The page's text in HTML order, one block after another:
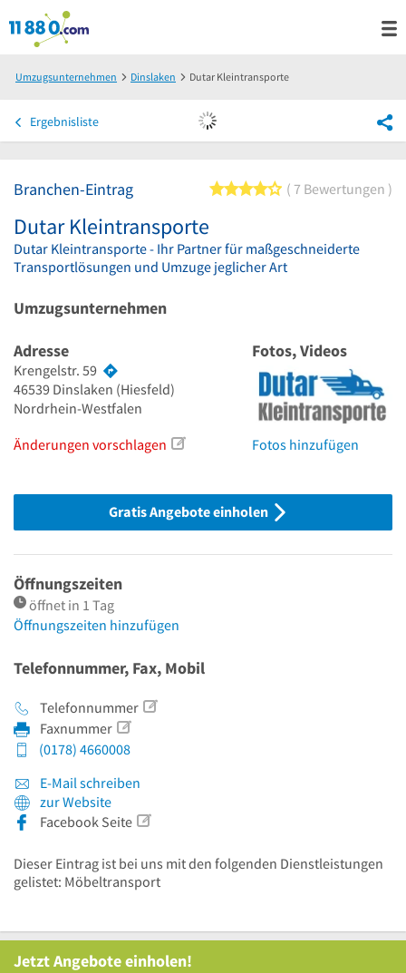
Umzugsunternehmen Dinslaken Dutar Kleintransporte
Ergebnisliste
Branchen-Eintrag 4 von 5 Sternen
7 Bewertungen
Dutar Kleintransporte
Dutar Kleintransporte - Ihr Partner für maßgeschneiderte
Transportlösungen und Umzuge jeglicher Art
Umzugsunternehmen
Adresse
Krengelstr. 59
46539 Dinslaken (Hiesfeld)
Nordrhein-Westfalen
Änderungen vorschlagen
Fotos, Videos
Fotos hinzufügen
Gratis Angebote einholen
Öffnungszeiten
öffnet in 1 Tag
Öffnungszeiten hinzufügen
Telefonnummer, Fax, Mobil
Telefonnummer
Faxnummer
(0178) 4660008
E-Mail schreiben
zur Website
Facebook Seite
Dieser Eintrag ist bei uns mit den folgenden Dienstleistungen
gelistet: Möbeltransport
Jetzt Angebote einholen!